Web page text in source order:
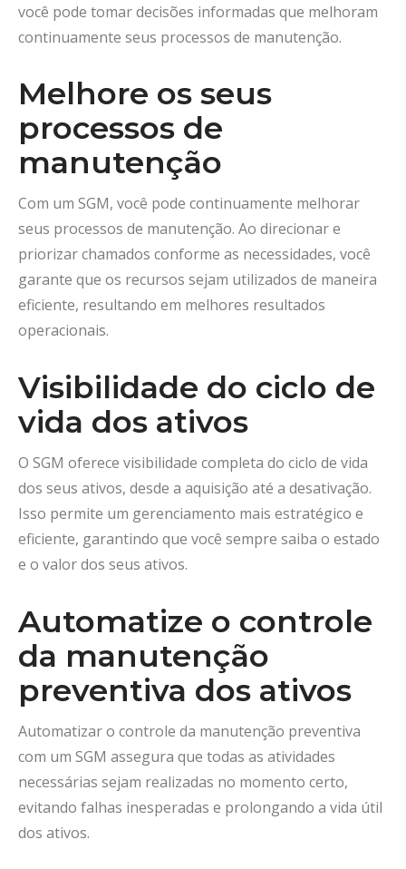
você pode tomar decisões informadas que melhoram
continuamente seus processos de manutenção.
Melhore os seus
processos de
manutenção
Com um SGM, você pode continuamente melhorar
seus processos de manutenção. Ao direcionar e
priorizar chamados conforme as necessidades, você
garante que os recursos sejam utilizados de maneira
eficiente, resultando em melhores resultados
operacionais.
Visibilidade do ciclo de
vida dos ativos
O SGM oferece visibilidade completa do ciclo de vida
dos seus ativos, desde a aquisição até a desativação.
Isso permite um gerenciamento mais estratégico e
eficiente, garantindo que você sempre saiba o estado
e o valor dos seus ativos.
Automatize o controle
da manutenção
preventiva dos ativos
Automatizar o controle da manutenção preventiva
com um SGM assegura que todas as atividades
necessárias sejam realizadas no momento certo,
evitando falhas inesperadas e prolongando a vida útil
dos ativos.